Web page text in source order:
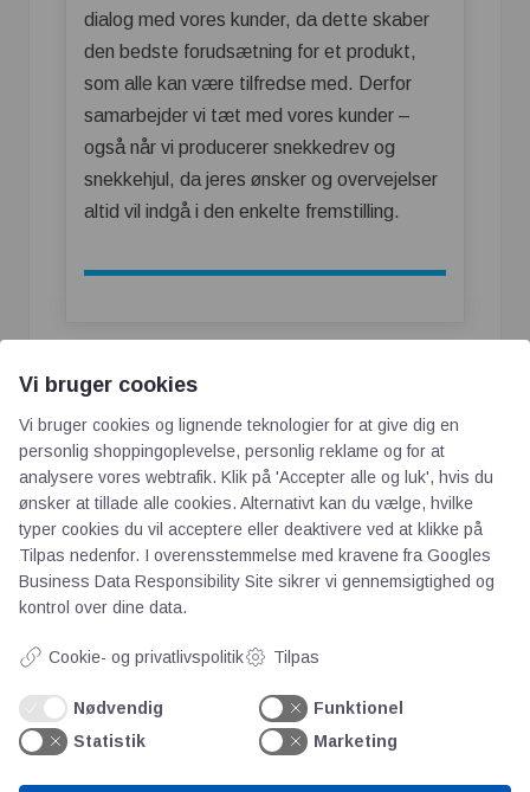
dialog med vores kunder, da dette skaber
den bedste forudsætning for et produkt,
som alle kan være tilfredse med. Derfor
samarbejder vi tæt med vores kunder –
også når vi producerer snekkedrev og
snekkehjul, da jeres ønsker og overvejelser
altid vil indgå i den enkelte fremstilling.
AOT
Priser
Kontakt
Vi bruger cookies
Vi bruger cookies og lignende teknologier for at give dig en
personlig shoppingoplevelse, personlig reklame og for at
analysere vores webtrafik. Klik på 'Accepter alle og luk', hvis du
ønsker at tillade alle cookies. Alternativt kan du vælge, hvilke
typer cookies du vil acceptere eller deaktivere ved at klikke på
Tilpas nedenfor. I overensstemmelse med kravene fra Googles
Business Data Responsibility Site sikrer vi gennemsigtighed og
kontrol over dine data.
Cookie- og privatlivspolitik Tilpas
Nødvendig
Funktionel
Statistik
Marketing